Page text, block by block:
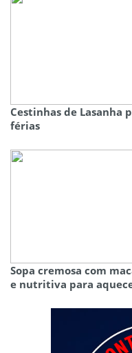
Cestinhas de Lasanha
férias
Sopa cremosa com
e nutritiva para